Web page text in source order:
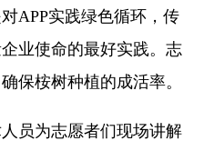
APP实践绿色循环，传
业使命的最好实践。志
保桉树种植的成活率。
为志愿者们现场讲解